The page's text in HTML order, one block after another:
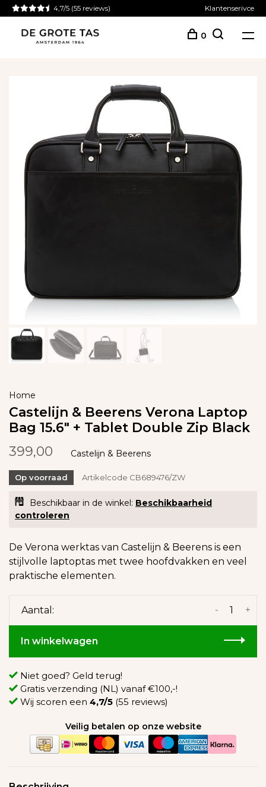
4,7/5 (55 reviews) Klantenserivce
0
Home
Castelijn & Beerens Verona Laptop
Bag 15.6" + Tablet Double Zip Black
399,00
Castelijn & Beerens
Op voorraad Artikelcode CB689476/ZW
Beschikbaar in de winkel: Beschikbaarheid
controleren
De Verona werktas van Castelijn & Beerens is een
stijlvolle laptoptas met twee hoofdvakken en veel
praktische elementen.
Aantal: +
-
In winkelwagen
Niet goed? Geld terug!
Gratis verzending (NL) vanaf €100,-!
Wij scoren een 4,7/5 (55 reviews)
Veilig betalen op onze website